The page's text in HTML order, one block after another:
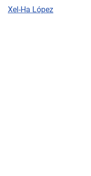
Xel-Ha López